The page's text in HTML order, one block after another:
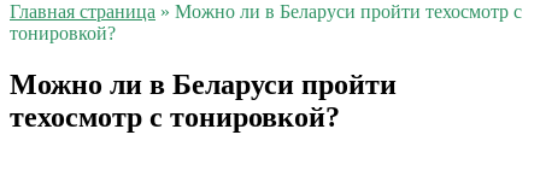
Главная страница » Можно ли в Беларуси пройти техосмотр с
тонировкой?
Можно ли в Беларуси пройти
техосмотр с тонировкой?